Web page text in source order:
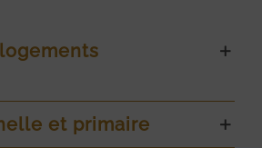
et primaire